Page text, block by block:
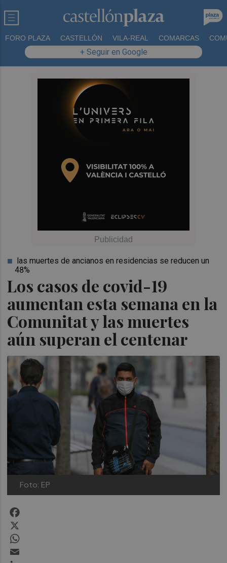
FORO PLAZA CASTELLÓN VILA-REAL COMARCAS
+ Seguir en Google
Los casos de covid-19
aumentan esta semana en la
Comunitat y las muertes
aún superan el centenar
las muertes de ancianos en residencias se reducen un
48%
Foto: EP